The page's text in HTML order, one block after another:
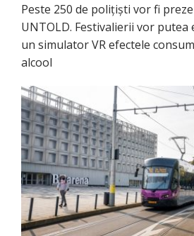
Peste 250 de polițiști vor fi
UNTOLD. Festivalierii vor
un simulator VR efectele
alcool